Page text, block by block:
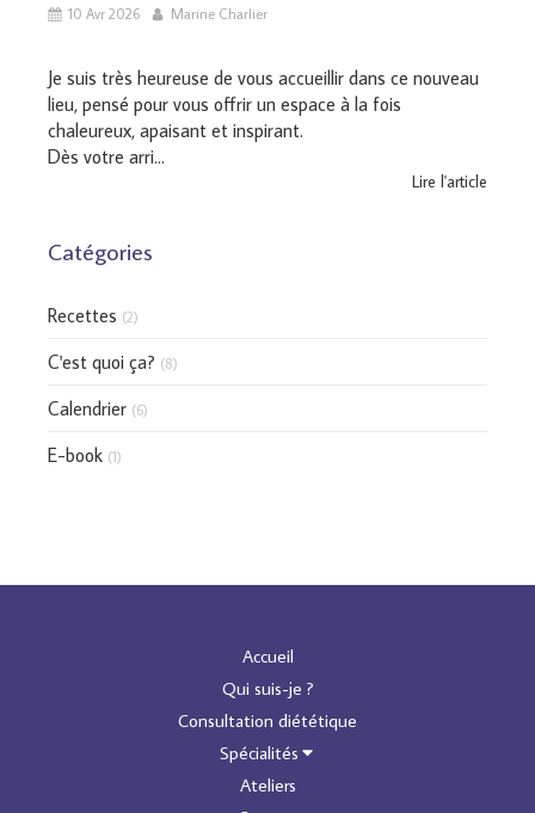
10 Avr 2026 Marine Charlier
Je suis très heureuse de vous accueillir dans ce nouveau
lieu, pensé pour vous offrir un espace à la fois
chaleureux, apaisant et inspirant.
Dès votre arri...
Lire l'article
Catégories
Recettes (2)
C'est quoi ça? (8)
Calendrier (6)
E-book (1)
Accueil
Qui suis-je ?
Consultation diététique
Spécialités
Ateliers